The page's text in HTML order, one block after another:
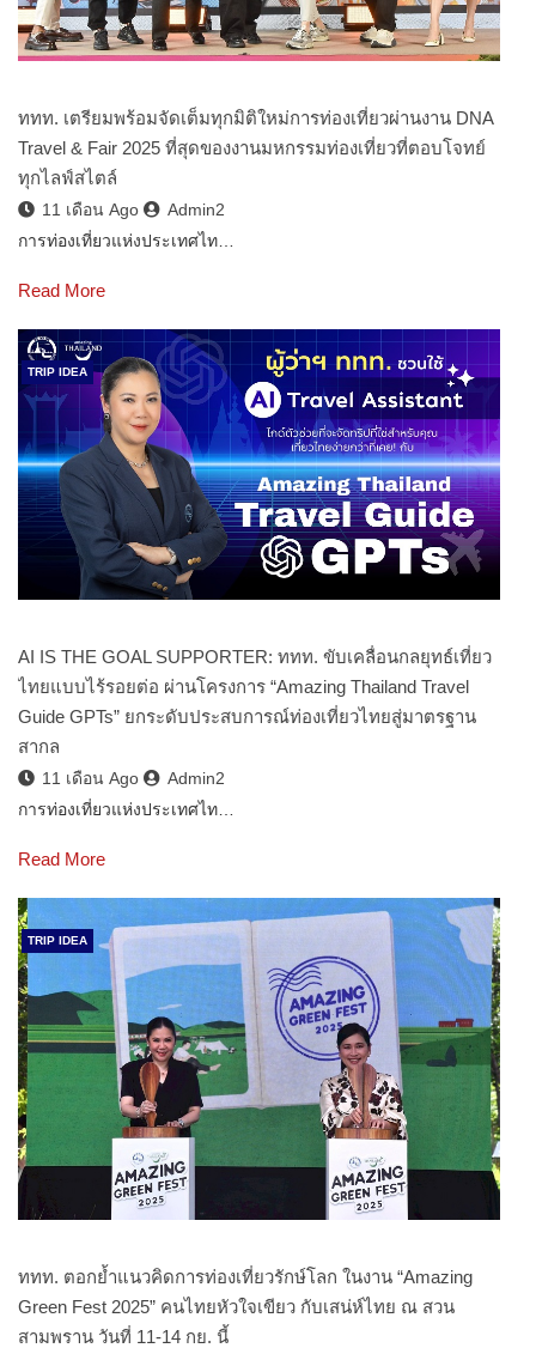
ททท. เตรียมพร้อมจัดเต็มทุกมิติใหม่การท่องเที่ยวผ่านงาน DNA
Travel & Fair 2025 ที่สุดของงานมหกรรมท่องเที่ยวที่ตอบโจทย์
ทุกไลฟ์สไตล์
11 เดือน Ago
Admin2
การท่องเที่ยวแห่งประเทศไท…
Read More
TRIP IDEA
AI IS THE GOAL SUPPORTER: ททท. ขับเคลื่อนกลยุทธ์เที่ยว
ไทยแบบไร้รอยต่อ ผ่านโครงการ “Amazing Thailand Travel
Guide GPTs” ยกระดับประสบการณ์ท่องเที่ยวไทยสู่มาตรฐาน
สากล
11 เดือน Ago
Admin2
การท่องเที่ยวแห่งประเทศไท…
Read More
TRIP IDEA
ททท. ตอกย้ำแนวคิดการท่องเที่ยวรักษ์โลก ในงาน “Amazing
Green Fest 2025” คนไทยหัวใจเขียว กับเสน่ห์ไทย ณ สวน
สามพราน วันที่ 11-14 กย. นี้